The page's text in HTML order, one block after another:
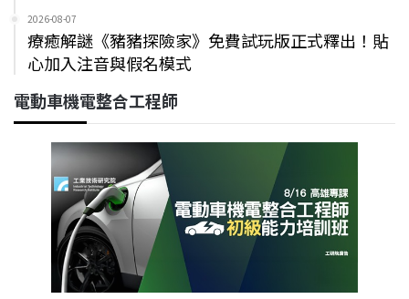
2026-08-07
療癒解謎《豬豬探險家》免費試玩版正式釋出！貼
心加入注音與假名模式
電動車機電整合工程師